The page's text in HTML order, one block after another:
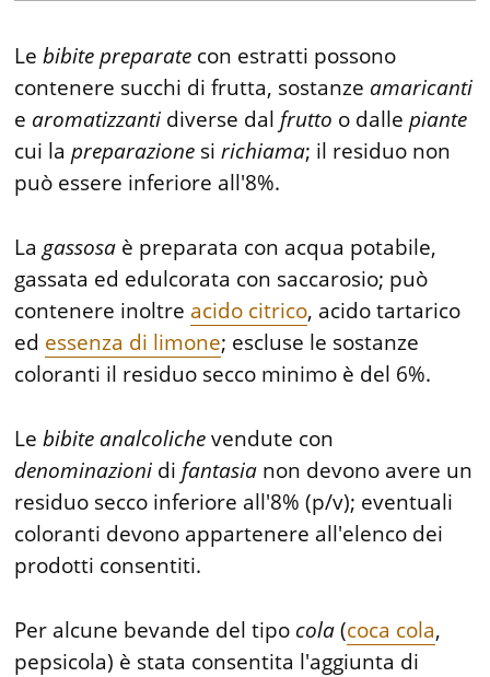
Lebibite preparate con estratti possono
contenere succhi di frutta, sostanze amaricanti
e aromatizzanti diverse dal frutto o dallepiante
cui lapreparazione sirichiama; il residuo non
può essere inferiore all'8%.
La gassosa è preparata con acqua potabile,
gassata ed edulcorata con saccarosio; può
contenere inoltre acido citrico, acido tartarico
ed essenza di limone; escluse le sostanze
coloranti il residuo secco minimo è del 6%.
Lebibite analcolichevendute con
denominazioni di fantasia non devono avere un
residuo secco inferiore all'8% (p/v); eventuali
coloranti devono appartenere all'elenco dei
prodotti consentiti.
Per alcune bevande del tipo cola(coca cola,
pepsicola) è stata consentita l'aggiunta di